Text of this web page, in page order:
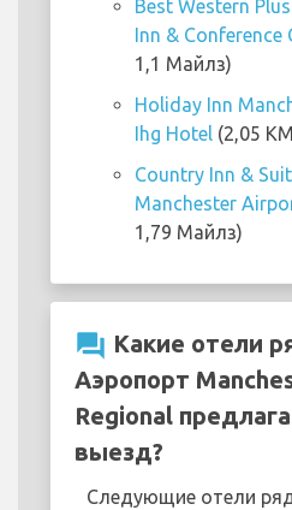
Best Western
Inn & Conference
1,1 Майлз)
Holiday Inn
Ihg Hotel (2,05
Country Inn &
Manchester
1,79 Майлз)
question_answer Какие отели
Аэропорт
Regional
выезд?
Следующие отели